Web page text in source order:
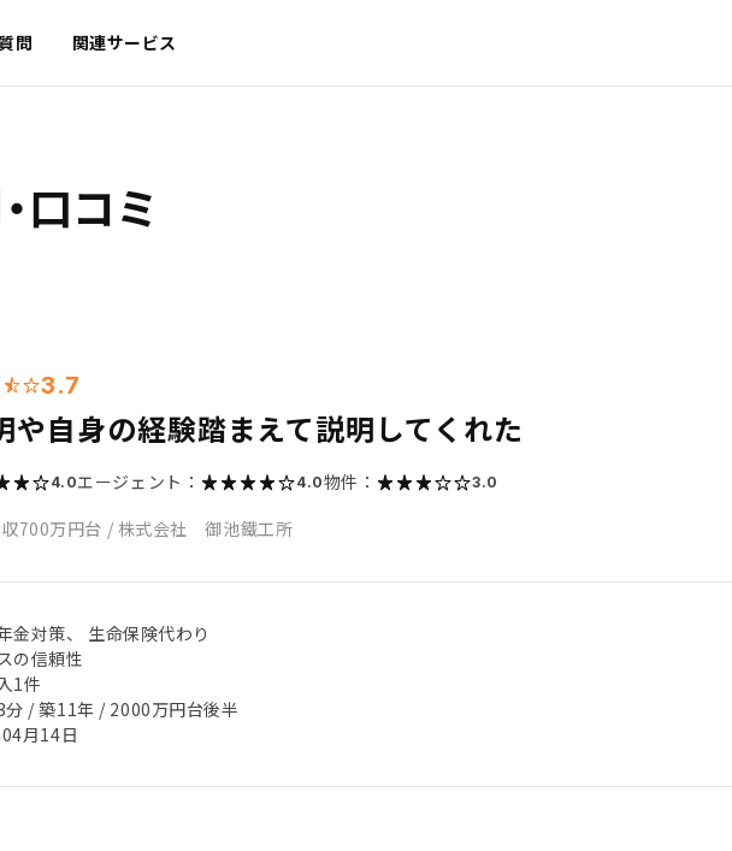
問 関連サービス
口コミ
3.7
や自身の経験踏まえて説明してくれた
4.0エージェント： 4.0物件： 3.0
700万円台 / 株式会社 御池鐵工所
金対策、 生命保険代わり
の信頼性
1件
分 / 築11年 / 2000万円台後半
月14日